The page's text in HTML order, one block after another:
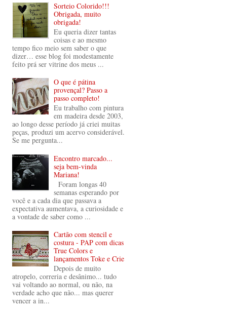
Sorteio Colorido!!!
Obrigada, muito
obrigada!
Eu queria dizer tantas
coisas e ao mesmo
tempo fico meio sem saber o que
dizer… esse blog foi modestamente
feito prá ser vitrine dos meus ...
O que é pátina
provençal? Passo a
passo completo!
Eu trabalho com pintura
em madeira desde 2003,
ao longo desse período já criei muitas
peças, produzi um acervo considerável.
Se me pergunta...
Encontro marcado...
seja bem-vinda
Mariana!
Foram longas 40
semanas esperando por
você e a cada dia que passava a
expectativa aumentava, a curiosidade e
a vontade de saber como ...
Cartão com stencil e
costura - PAP com dicas
True Colors e
lançamentos Toke e Crie
Depois de muito
atropelo, correria e desânimo... tudo
vai voltando ao normal, ou não, na
verdade acho que não... mas querer
vencer a in...